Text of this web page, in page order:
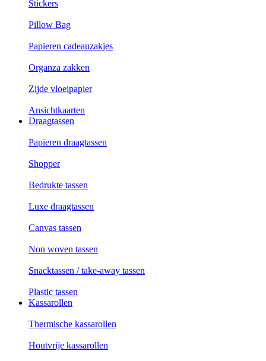
Stickers
Pillow Bag
Papieren cadeauzakjes
Organza zakken
Zijde vloeipapier
Ansichtkaarten
Draagtassen
Papieren draagtassen
Shopper
Bedrukte tassen
Luxe draagtassen
Canvas tassen
Non woven tassen
Snacktassen / take-away tassen
Plastic tassen
Kassarollen
Thermische kassarollen
Houtvrije kassarollen